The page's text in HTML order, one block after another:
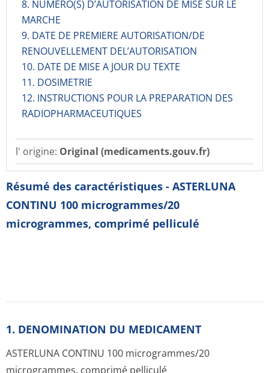
8. NUMERO(S) D’AUTORISATION DE MISE SUR LE
MARCHE
9. DATE DE PREMIERE AUTORISATION/DE
RENOUVELLEMENT DEL’AUTORISATION
10. DATE DE MISE A JOUR DU TEXTE
11. DOSIMETRIE
12. INSTRUCTIONS POUR LA PREPARATION DES
RADIOPHARMACE­UTIQUES
l' origine: Original (medicaments.gouv.fr)
Résumé des caractéristiques - ASTERLUNA
CONTINU 100 microgrammes/20
microgrammes, comprimé pelliculé
1. DENOMINATION DU MEDICAMENT
ASTERLUNA CONTINU 100 microgrammes/20
microgrammes, comprimé pelliculé